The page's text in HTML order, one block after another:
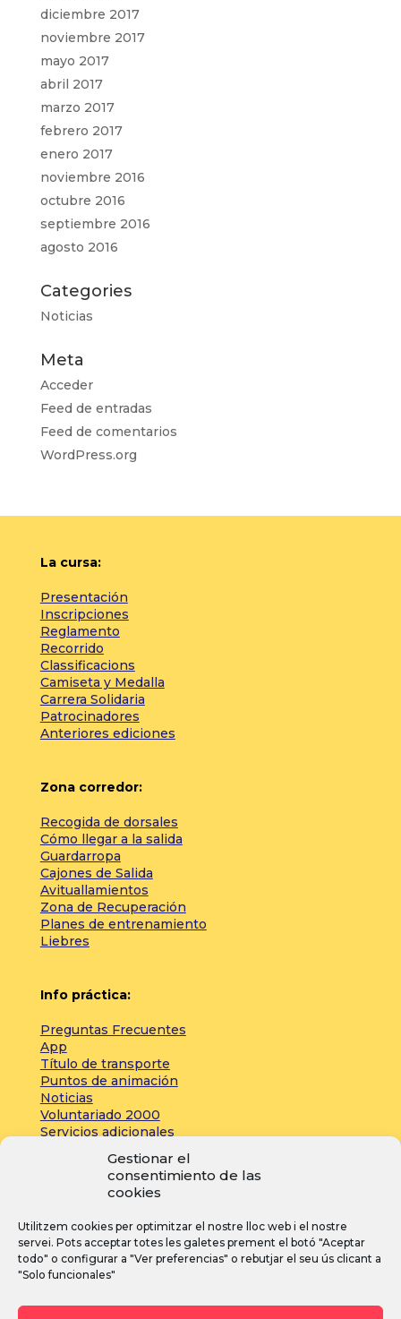
Gestionar el
consentimiento de las
cookies
Utilitzem cookies per optimitzar el nostre lloc web i el nostre
servei. Pots acceptar totes les galetes prement el botó "Aceptar
todo" o configurar a "Ver preferencias" o rebutjar el seu ús clicant a
"Solo funcionales"
diciembre 2017
noviembre 2017
mayo 2017
abril 2017
marzo 2017
febrero 2017
enero 2017
noviembre 2016
octubre 2016
septiembre 2016
agosto 2016
Categories
Noticias
Meta
Acceder
Feed de entradas
Feed de comentarios
WordPress.org
La cursa:
Presentación
Inscripciones
Reglamento
Recorrido
Classificacions
Camiseta y Medalla
Carrera Solidaria
Patrocinadores
Anteriores ediciones
Zona corredor:
Recogida de dorsales
Cómo llegar a la salida
Guardarropa
Cajones de Salida
Avituallamientos
Zona de Recuperación
Planes de entrenamiento
Liebres
Info práctica:
Preguntas Frecuentes
App
Título de transporte
Puntos de animación
Noticias
Voluntariado 2000
Servicios adicionales
Zona de prensa:
Acreditaciones
Inscripciones
Noticias
I F Y